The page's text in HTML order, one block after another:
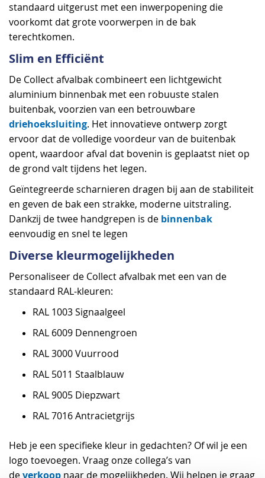
standaard uitgerust met een inwerpopening die
voorkomt dat grote voorwerpen in de bak
terechtkomen.
Slim en Efficiënt
De Collect afvalbak combineert een lichtgewicht
aluminium binnenbak met een robuuste stalen
buitenbak, voorzien van een betrouwbare
driehoeksluiting. Het innovatieve ontwerp zorgt
ervoor dat de volledige voordeur van de buitenbak
opent, waardoor afval dat bovenin is geplaatst niet op
de grond valt tijdens het legen.
Geïntegreerde scharnieren dragen bij aan de stabiliteit
en geven de bak een strakke, moderne uitstraling.
Dankzij de twee handgrepen is de binnenbak
eenvoudig en snel te legen
Diverse kleurmogelijkheden
Personaliseer de Collect afvalbak met een van de
standaard RAL-kleuren:
RAL 1003 Signaalgeel
RAL 6009 Dennengroen
RAL 3000 Vuurrood
RAL 5011 Staalblauw
RAL 9005 Diepzwart
RAL 7016 Antracietgrijs
Heb je een specifieke kleur in gedachten? Of wil je een
logo toevoegen. Vraag onze collega’s van
deverkoop naar de mogelijkheden. Wij helpen je graag